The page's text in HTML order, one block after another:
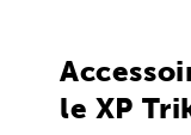
le XP